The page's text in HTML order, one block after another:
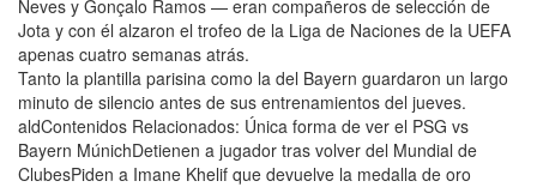
Neves y Gonçalo Ramos — eran compañeros de selección de
Jota y con él alzaron el trofeo de la Liga de Naciones de la UEFA
apenas cuatro semanas atrás.
Tanto la plantilla parisina como la del Bayern guardaron un largo
minuto de silencio antes de sus entrenamientos del jueves.
aldContenidos Relacionados: Única forma de ver el PSG vs
Bayern MúnichDetienen a jugador tras volver del Mundial de
ClubesPiden a Imane Khelif que devuelve la medalla de oro